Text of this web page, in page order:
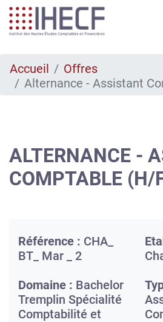
Aller
au
contenu
Accueil
Offres
Alternance - Assistant
ALTERNANCE -
COMPTABLE (H/
Référence : CHA_
BT_ Mar _ 2
Domaine : Bachelor
Tremplin Spécialité
Comptabilité et